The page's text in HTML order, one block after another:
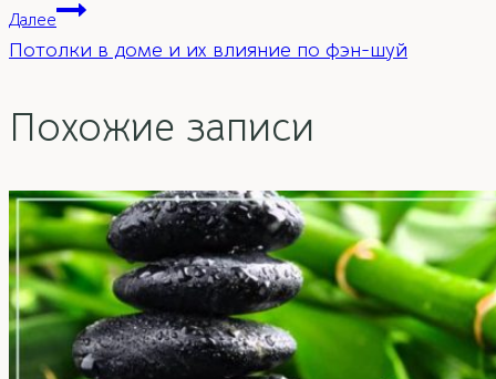
по
записям
Далее
Потолки в доме и их влияние по фэн-шуй
Похожие записи